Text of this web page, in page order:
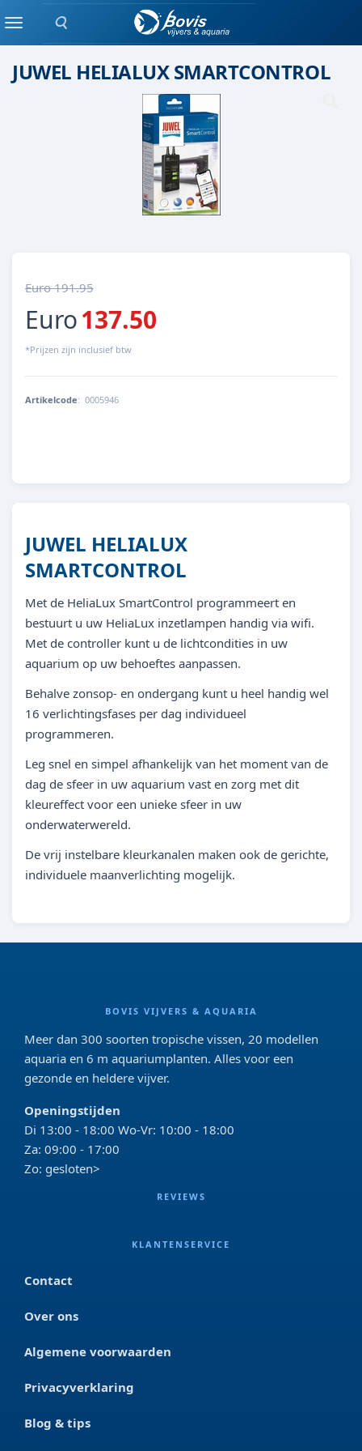
Zoeken
Menutl /overige
JUWEL HELIALUX SMARTCONTROL
Euro 191.95
Euro137.50
*Prijzen zijn inclusief btw
Artikelcode: 0005946
JUWEL HELIALUX
SMARTCONTROL
Met de HeliaLux SmartControl programmeert en
bestuurt u uw HeliaLux inzetlampen handig via wifi.
Met de controller kunt u de lichtcondities in uw
aquarium op uw behoeftes aanpassen.
Behalve zonsop- en ondergang kunt u heel handig wel
16 verlichtingsfases per dag individueel
programmeren.
Leg snel en simpel afhankelijk van het moment van de
dag de sfeer in uw aquarium vast en zorg met dit
kleureffect voor een unieke sfeer in uw
onderwaterwereld.
De vrij instelbare kleurkanalen maken ook de gerichte,
individuele maanverlichting mogelijk.
BOVIS VIJVERS & AQUARIA
Meer dan 300 soorten tropische vissen, 20 modellen
aquaria en 6 m aquariumplanten. Alles voor een
gezonde en heldere vijver.
Openingstijden
Di 13:00 - 18:00 Wo-Vr: 10:00 - 18:00
Za: 09:00 - 17:00
Zo: gesloten>
REVIEWS
KLANTENSERVICE
Contact
Over ons
Algemene voorwaarden
Privacyverklaring
Blog & tips